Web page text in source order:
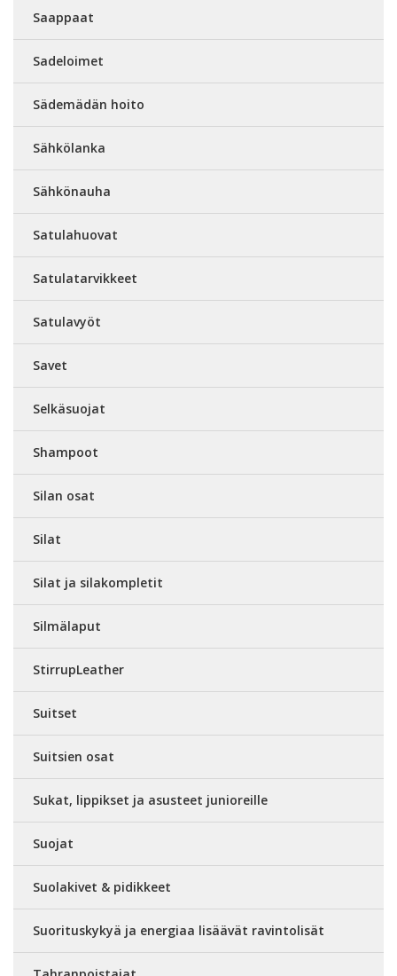
Saappaat
Sadeloimet
Sädemädän hoito
Sähkölanka
Sähkönauha
Satulahuovat
Satulatarvikkeet
Satulavyöt
Savet
Selkäsuojat
Shampoot
Silan osat
Silat
Silat ja silakompletit
Silmälaput
StirrupLeather
Suitset
Suitsien osat
Sukat, lippikset ja asusteet junioreille
Suojat
Suolakivet & pidikkeet
Suorituskykyä ja energiaa lisäävät ravintolisät